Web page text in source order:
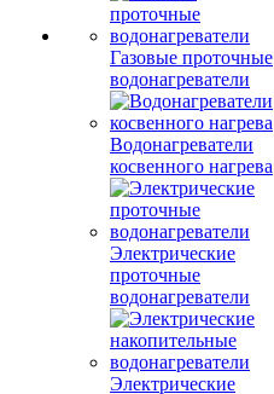
Газовые проточные
водонагреватели
Водонагреватели
косвенного нагрева
Электрические
проточные
водонагреватели
Электрические